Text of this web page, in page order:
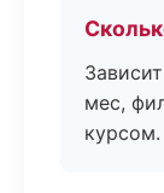
мес,
курсом.